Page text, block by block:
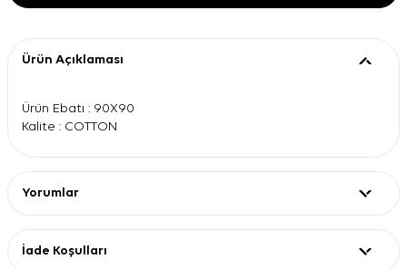
Ürün Açıklaması
Ürün Ebatı : 90X90
Kalite : COTTON
Yorumlar
İade Koşulları